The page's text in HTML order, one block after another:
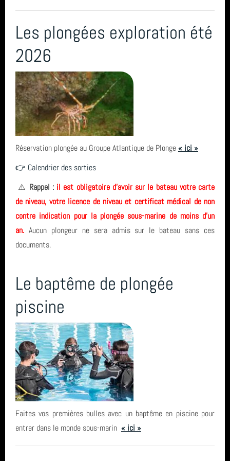
Sortie (15)
Bio & Environnement (10)
PluXml
St Nazaire
Espagne
tarif
Carentec Finistère
plongée
sortie
formation
biologie
Socoa Pyrenees Atlantique
plongee
Club
entrainement
séjour
SN1
avril 2026 (2)
mars 2026 (3)
janvier 2026 (1)
décembre 2025 (2)
novembre 2025 (1)
août 2025 (1)
année 2025 (24)
année 2024 (2)
année 2022 (5)
année 2020 (3)
année 2019 (5)
année 2018 (6)
année 2017 (10)
année 2016 (17)
année 2015 (2)
Les plongées exploration été
2026
Réservation plongée au Groupe Atlantique de Plonge« ici »
👉 Calendrier des sorties
⚠️ Rappel : il est obligatoire d'avoir sur le bateau votre carte
de niveau, votre licence de niveau et certificat médical de non
contre indication pour la plongée sous-marine de moins d'un
an. Aucun plongeur ne sera admis sur le bateau sans ces
documents.
Le baptême de plongée
piscine
Faites vos premières bulles avec un baptême en piscine pour
entrer dans le monde sous-marin « ici »